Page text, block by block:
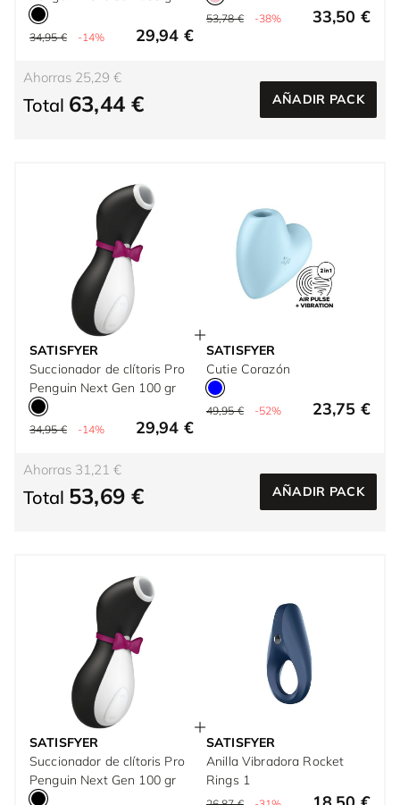
34,95 € -14% 29,94 €
53,78 € -38% 33,50 €
Ahorras 25,29 €
Total 63,44 € AÑADIR PACK
SATISFYER
Succionador de clítoris Pro
Penguin Next Gen 100 gr
34,95 € -14% 29,94 €
SATISFYER
Cutie Corazón
49,95 € -52% 23,75 €
Ahorras 31,21 €
Total 53,69 € AÑADIR PACK
SATISFYER
Succionador de clítoris Pro
Penguin Next Gen 100 gr
SATISFYER
Anilla Vibradora Rocket
Rings 1